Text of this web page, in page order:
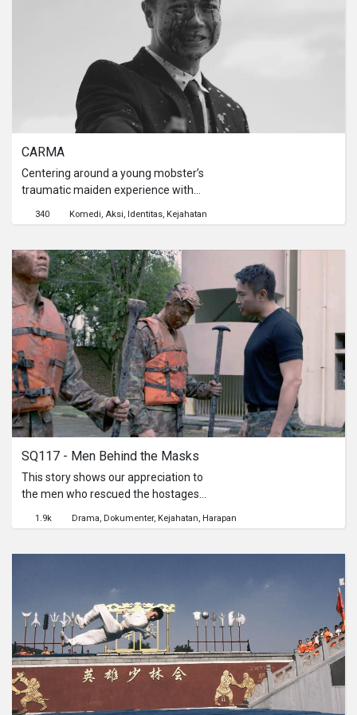
CARMA
Centering around a young mobster’s
traumatic maiden experience with
partner attempts to convince him
always come around.
340 Komedi Aksi Identitas Kejahatan
SQ117 - Men Behind the Masks
This story shows our appreciation to
the men who rescued the hostages
1991.An untold story from the men
around us.It was 26 years ago when I
saw this historic event on television.
The way the issue was handled, the
way we reacted to it and the way we
countered it, shows that Singapore
can defend ourselves.We had read
about it all over the news and books
1.9k Drama Dokumenter Kejahatan Harapan